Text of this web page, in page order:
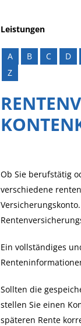
Leistungen
A B C D
Z
Ob Sie berufstätig
verschiedene
Ein vollständiges
Sollten die
stellen Sie einen
späteren Rente